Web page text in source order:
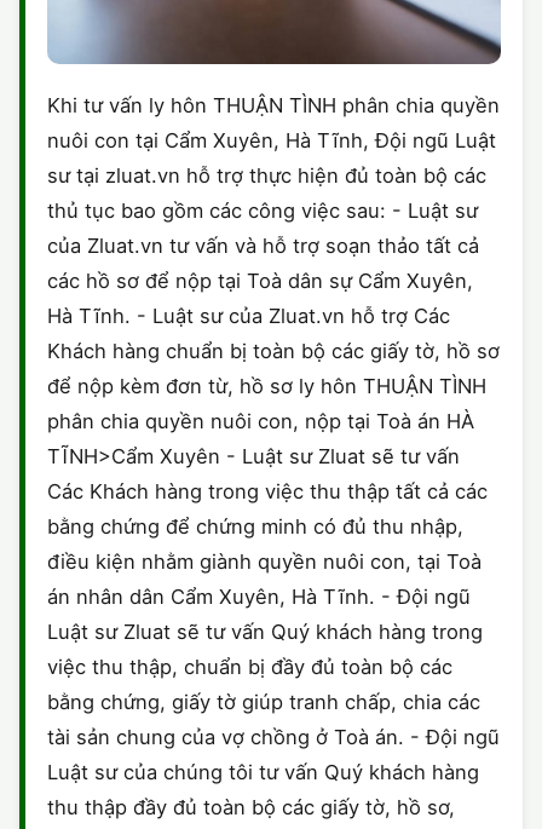
Khi tư vấn ly hôn THUẬN TÌNH phân chia quyền
nuôi con tại Cẩm Xuyên, Hà Tĩnh, Đội ngũ Luật
sư tại zluat.vn hỗ trợ thực hiện đủ toàn bộ các
thủ tục bao gồm các công việc sau: - Luật sư
của Zluat.vn tư vấn và hỗ trợ soạn thảo tất cả
các hồ sơ để nộp tại Toà dân sự Cẩm Xuyên,
Hà Tĩnh. - Luật sư của Zluat.vn hỗ trợ Các
Khách hàng chuẩn bị toàn bộ các giấy tờ, hồ sơ
để nộp kèm đơn từ, hồ sơ ly hôn THUẬN TÌNH
phân chia quyền nuôi con, nộp tại Toà án HÀ
TĨNH>Cẩm Xuyên - Luật sư Zluat sẽ tư vấn
Các Khách hàng trong việc thu thập tất cả các
bằng chứng để chứng minh có đủ thu nhập,
điều kiện nhằm giành quyền nuôi con, tại Toà
án nhân dân Cẩm Xuyên, Hà Tĩnh. - Đội ngũ
Luật sư Zluat sẽ tư vấn Quý khách hàng trong
việc thu thập, chuẩn bị đầy đủ toàn bộ các
bằng chứng, giấy tờ giúp tranh chấp, chia các
tài sản chung của vợ chồng ở Toà án. - Đội ngũ
Luật sư của chúng tôi tư vấn Quý khách hàng
thu thập đầy đủ toàn bộ các giấy tờ, hồ sơ,